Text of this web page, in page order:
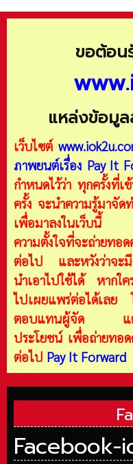
ขอต้อน
แหล่งข้อมู
เว็บไซต์
ภาพยนต์เรื่อง Pay It
กำหนดไว้ว่า ทุกครั้งที่
ครั้ง จะนำความรู้มาจัด
เพื่อมาลงในเว็บนี้
ความตั้งใจที่จะถ่ายทอ
ต่อไป และหวังว่าจะมี
นำเอาไปใช้ได้ หากใ
ไปเผยแพร่ต่อได้เลย
ตอบแทนผู้จัด แต่ขอ
ประโยชน์ เพื่อถ่ายทอ
ต่อไป Pay It Forward
Facebook-